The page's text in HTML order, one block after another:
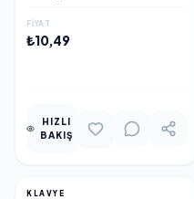
FIYAT
₺10,49
HIZLI
BAKIŞ
KLAVYE